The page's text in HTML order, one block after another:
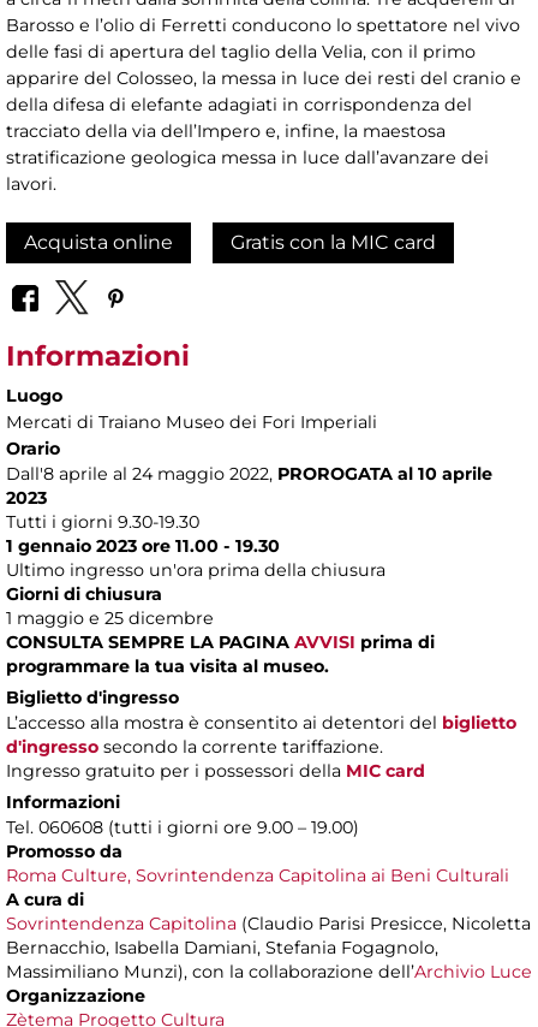
Barosso e l’olio di Ferretti conducono lo spettatore nel vivo
delle fasi di apertura del taglio della Velia, con il primo
apparire del Colosseo, la messa in luce dei resti del cranio e
della difesa di elefante adagiati in corrispondenza del
tracciato della via dell’Impero e, infine, la maestosa
stratificazione geologica messa in luce dall’avanzare dei
lavori.
Acquista online Gratis con la MIC card
Informazioni
Luogo
Mercati di Traiano Museo dei Fori Imperiali
Orario
Dall'8 aprile al 24 maggio 2022, PROROGATA al 10 aprile
2023
Tutti i giorni 9.30-19.30
1 gennaio 2023 ore 11.00 - 19.30
Ultimo ingresso un'ora prima della chiusura
Giorni di chiusura
1 maggio e 25 dicembre
CONSULTA SEMPRE LA PAGINA AVVISI prima di
programmare la tua visita al museo.
Biglietto d'ingresso
L’accesso alla mostra è consentito ai detentori del biglietto
d'ingresso secondo la corrente tariffazione.
Ingresso gratuito per i possessori della MIC card
Informazioni
Tel. 060608 (tutti i giorni ore 9.00 – 19.00)
Promosso da
Roma Culture, Sovrintendenza Capitolina ai Beni Culturali
A cura di
Sovrintendenza Capitolina (Claudio Parisi Presicce, Nicoletta
Bernacchio, Isabella Damiani, Stefania Fogagnolo,
Massimiliano Munzi), con la collaborazione dell’Archivio Luce
Organizzazione
Zètema Progetto Cultura